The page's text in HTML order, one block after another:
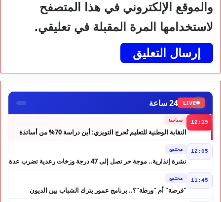
والموقع الإلكتروني في هذا المتصفح
لاستخدامها المرة المقبلة في تعليقي.
LIVE 24 ساعة
12:19 سياسة
النقابة الوطنية للتعليم تُحرج التويزي: أين دراسة 70% من أساتذة
12:05 مجتمع
نشرة إنذارية.. موجة حر تصل إلى 47 درجة وزخات رعدية تضرب عدة
11:45 مجتمع
"فرصة" أم "ورطة"؟.. برنامج عمور يترك الشباب بين الديون